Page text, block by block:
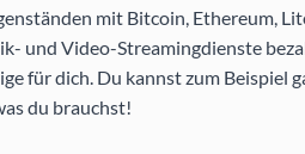
mit Bitcoin, Ethereum,
und Video-Streamingdienste
für dich. Du kannst zum Beispiel
du brauchst!